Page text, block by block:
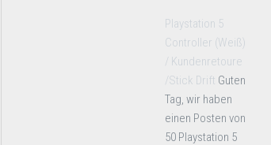
Playstation 5
Controller (Weiß)
/ Kundenretoure
/Stick Drift Guten
Tag, wir haben
einen Posten von
50 Playstation 5